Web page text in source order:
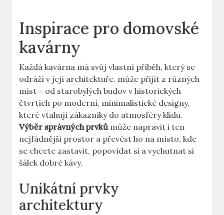
Inspirace pro domovské
kavárny
Každá kavárna má svůj vlastní příběh, který se
odráží v její architektuře. může přijít z různých
míst – od starobylých budov v historických
čtvrtích po moderní, minimalistické designy,
které vtahují zákazníky do atmosféry klidu.
Výběr správných prvků může napravit i ten
nejfádnější prostor a převést ho na místo, kde
se chcete zastavit, popovídat si a vychutnat si
šálek dobré kávy.
Unikátní prvky
architektury